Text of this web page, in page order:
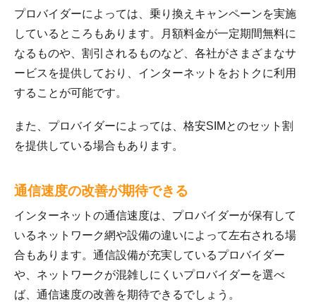
プロバイダーによっては、乗り換えキャンペーンを実施
しているところもあります。月額料金が一定期間無料に
なるものや、割引されるものなど、各社がさまざまなサ
ービスを提供しており、インターネットをおトクに利用
することが可能です。
また、プロバイダーによっては、格安SIMとのセット割
を提供している場合もあります。
通信速度の改善が期待できる
インターネットの通信速度は、プロバイダーが保有して
いるネットワーク網や設備の違いによって左右される場
合もあります。通信設備が充実しているプロバイダー
や、ネットワークが混雑しにくいプロバイダーを選べ
ば、通信速度の改善を期待できるでしょう。